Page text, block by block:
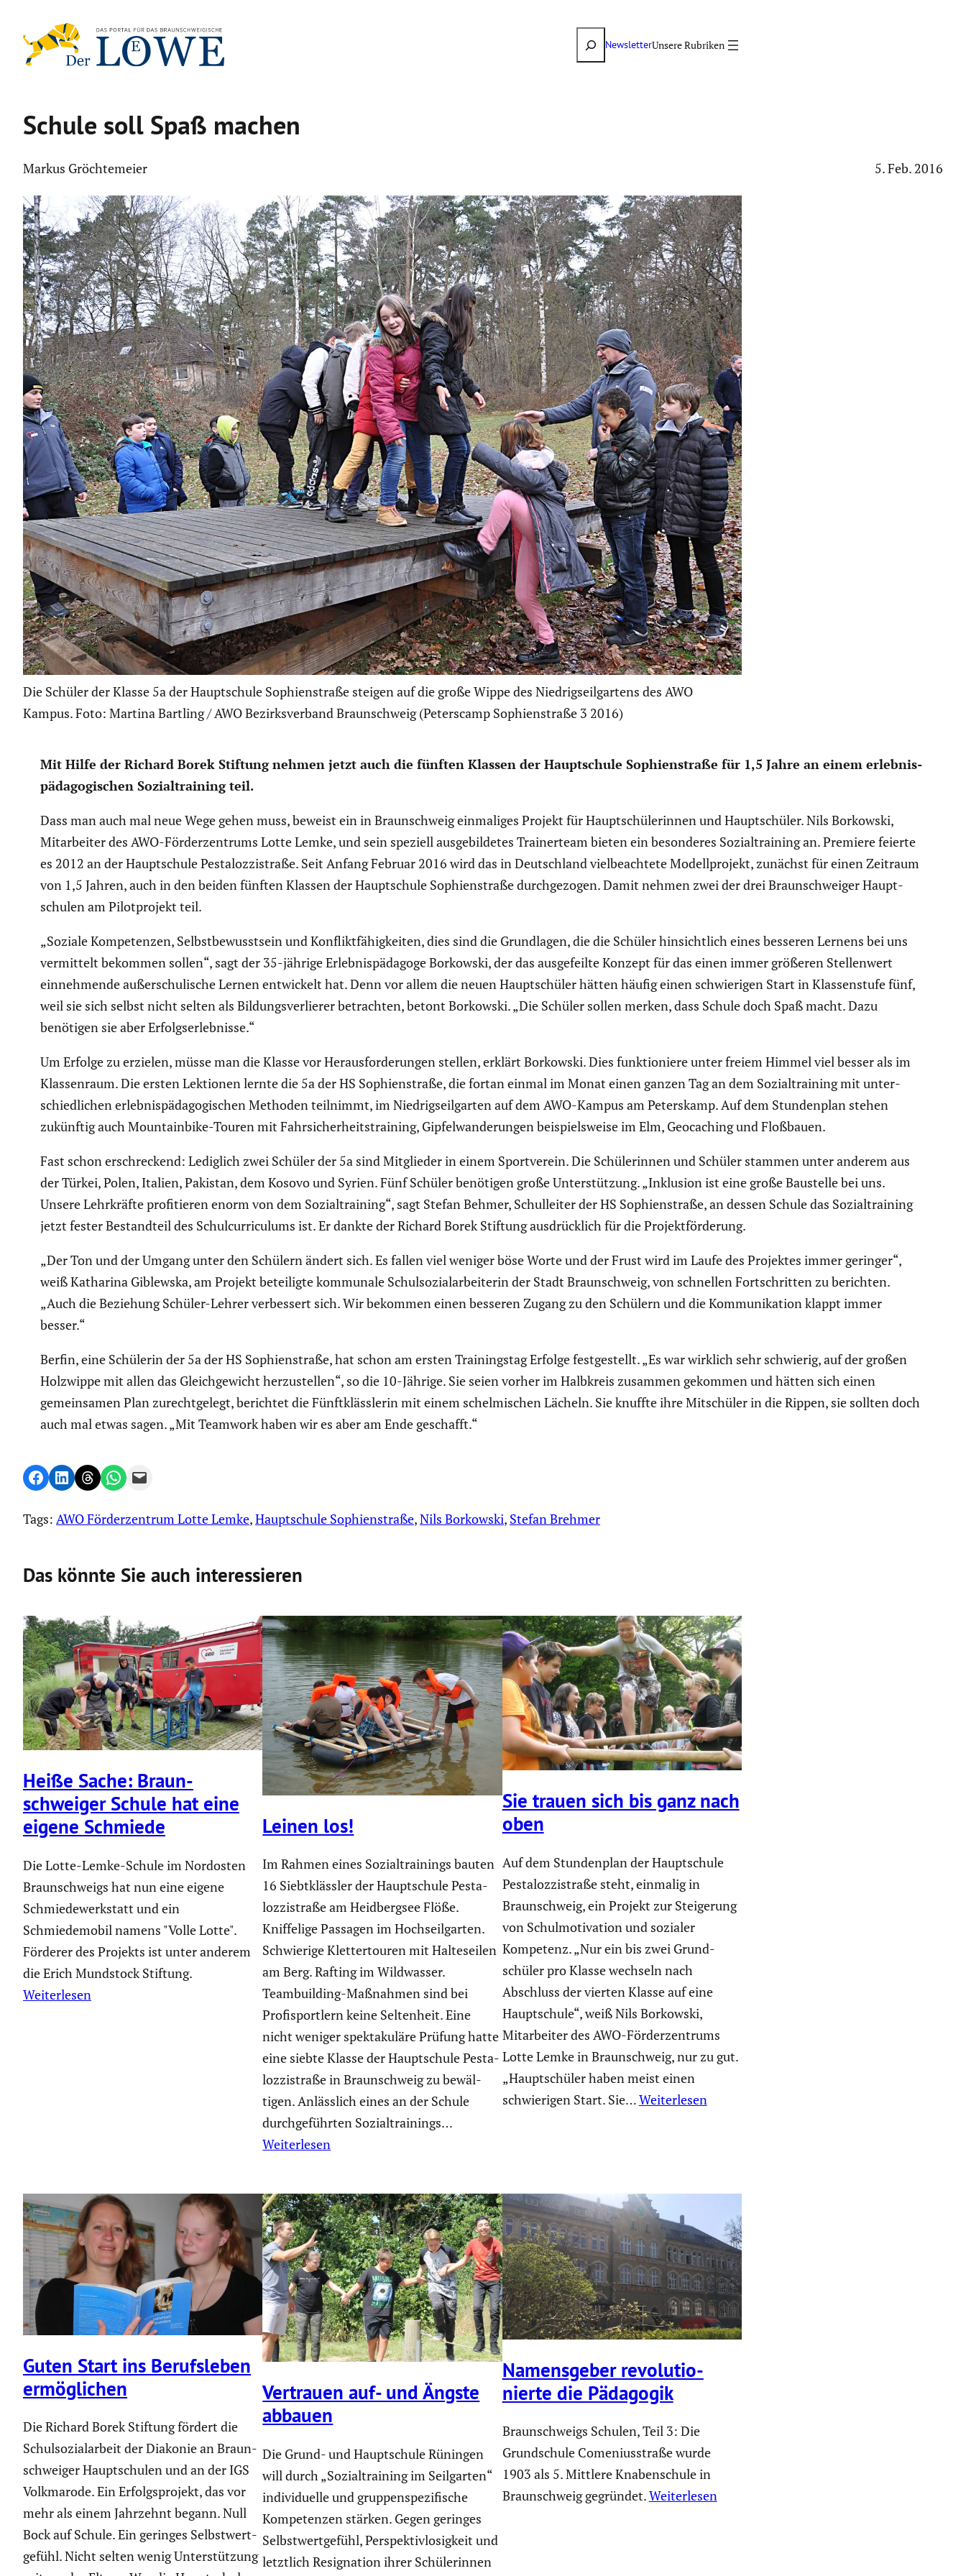
Inhalt
springen
SuchenNewsletter
Schule soll Spaß machen
Markus Gröchtemeier 5. Feb. 2016
Die Schüler der Klasse 5a der Hauptschule Sophienstraße steigen auf die große Wippe des Niedrigseilgartens des AWO
Kampus. Foto: Martina Bartling / AWO Bezirksverband Braunschweig (Peterscamp Sophienstraße 3 2016)
Mit Hilfe der Richard Borek Stiftung nehmen jetzt auch die fünften Klassen der Haupt­schule Sophien­straße für 1,5 Jahre an einem erleb­nis­
päd­ago­gi­schen Sozial­trai­ning teil.
Dass man auch mal neue Wege gehen muss, beweist ein in Braun­schweig einma­liges Projekt für Haupt­schü­le­rinnen und Haupt­schüler. Nils Borkowski,
Mitar­beiter des AWO-Förder­zen­trums Lotte Lemke, und sein speziell ausge­bil­detes Trainer­team bieten ein beson­deres Sozial­trai­ning an. Premiere feierte
es 2012 an der Haupt­schule Pesta­loz­zi­straße. Seit Anfang Februar 2016 wird das in Deutsch­land vielbe­ach­tete Modell­pro­jekt, zunächst für einen Zeitraum
von 1,5 Jahren, auch in den beiden fünften Klassen der Haupt­schule Sophien­straße durch­ge­zogen. Damit nehmen zwei der drei Braun­schweiger Haupt­
schulen am Pilot­pro­jekt teil.
„Soziale Kompe­tenzen, Selbst­be­wusst­sein und Konflikt­fä­hig­keiten, dies sind die Grund­lagen, die die Schüler hinsicht­lich eines besseren Lernens bei uns
vermit­telt bekommen sollen“, sagt der 35-jährige Erleb­nis­päd­agoge Borkowski, der das ausge­feilte Konzept für das einen immer größeren Stellen­wert
einneh­mende außer­schu­li­sche Lernen entwi­ckelt hat. Denn vor allem die neuen Haupt­schüler hätten häufig einen schwie­rigen Start in Klassen­stufe fünf,
weil sie sich selbst nicht selten als Bildungs­ver­lierer betrachten, betont Borkowski. „Die Schüler sollen merken, dass Schule doch Spaß macht. Dazu
benötigen sie aber Erfolgs­er­leb­nisse.“
Um Erfolge zu erzielen, müsse man die Klasse vor Heraus­for­de­rungen stellen, erklärt Borkowski. Dies funktio­niere unter freiem Himmel viel besser als im
Klassen­raum. Die ersten Lektionen lernte die 5a der HS Sophien­straße, die fortan einmal im Monat einen ganzen Tag an dem Sozial­trai­ning mit unter­
schied­li­chen erleb­nis­päd­ago­gi­schen Methoden teilnimmt, im Niedrig­seil­garten auf dem AWO-Kampus am Peters­kamp. Auf dem Stunden­plan stehen
zukünftig auch Mountain­bike-Touren mit Fahrsi­cher­heits­trai­ning, Gipfel­wan­de­rungen beispiels­weise im Elm, Geocaching und Floßbauen.
Fast schon erschre­ckend: Lediglich zwei Schüler der 5a sind Mitglieder in einem Sport­verein. Die Schüle­rinnen und Schüler stammen unter anderem aus
der Türkei, Polen, Italien, Pakistan, dem Kosovo und Syrien. Fünf Schüler benötigen große Unter­stüt­zung. „Inklusion ist eine große Baustelle bei uns.
Unsere Lehrkräfte profi­tieren enorm von dem Sozial­trai­ning“, sagt Stefan Behmer, Schul­leiter der HS Sophien­straße, an dessen Schule das Sozial­trai­ning
jetzt fester Bestand­teil des Schul­cur­ri­cu­lums ist. Er dankte der Richard Borek Stiftung ausdrück­lich für die Projekt­för­de­rung.
„Der Ton und der Umgang unter den Schülern ändert sich. Es fallen viel weniger böse Worte und der Frust wird im Laufe des Projektes immer geringer“,
weiß Katharina Giblewska, am Projekt betei­ligte kommunale Schul­so­zi­al­ar­bei­terin der Stadt Braun­schweig, von schnellen Fortschritten zu berichten.
„Auch die Beziehung Schüler-Lehrer verbes­sert sich. Wir bekommen einen besseren Zugang zu den Schülern und die Kommu­ni­ka­tion klappt immer
besser.“
Berfin, eine Schülerin der 5a der HS Sophien­straße, hat schon am ersten Trainingstag Erfolge festge­stellt. „Es war wirklich sehr schwierig, auf der großen
Holzwippe mit allen das Gleich­ge­wicht herzu­stellen“, so die 10-Jährige. Sie seien vorher im Halbkreis zusammen gekommen und hätten sich einen
gemein­samen Plan zurecht­ge­legt, berichtet die Fünft­kläss­lerin mit einem schel­mi­schen Lächeln. Sie knuffte ihre Mitschüler in die Rippen, sie sollten doch
auch mal etwas sagen. „Mit Teamwork haben wir es aber am Ende geschafft.“
Share on Facebook
Share on LinkedIn
Share on Threads
Share on WhatsApp
Email this Page
Tags: AWO Förderzentrum Lotte Lemke, Hauptschule Sophienstraße, Nils Borkowski, Stefan Brehmer
Das könnte Sie auch interessieren
Heiße Sache: Braun­
schweiger Schule hat eine
eigene Schmiede
Die Lotte-Lemke-Schule im Nordosten
Braunschweigs hat nun eine eigene
Schmiedewerkstatt und ein
Schmiedemobil namens "Volle Lotte".
Förderer des Projekts ist unter anderem
die Erich Mundstock Stiftung.
Weiterlesen
Leinen los!
Im Rahmen eines Sozial­trai­nings bauten
16 Siebt­klässler der Haupt­schule Pesta­
loz­zi­straße am Heidbergsee Flöße.
Kniffe­lige Passagen im Hochseil­garten.
Schwie­rige Kletter­touren mit Halte­seilen
am Berg. Rafting im Wildwasser.
Teambuil­ding-Maßnahmen sind bei
Profi­sport­lern keine Selten­heit. Eine
nicht weniger spekta­ku­läre Prüfung hatte
eine siebte Klasse der Haupt­schule Pesta­
loz­zi­straße in Braun­schweig zu bewäl­
tigen. Anläss­lich eines an der Schule
durch­ge­führten Sozial­trai­nings…
Weiterlesen
Sie trauen sich bis ganz nach
oben
Auf dem Stunden­plan der Haupt­schule
Pesta­loz­zi­straße steht, einmalig in
Braun­schweig, ein Projekt zur Steige­rung
von Schul­mo­ti­va­tion und sozialer
Kompetenz. „Nur ein bis zwei Grund­
schüler pro Klasse wechseln nach
Abschluss der vierten Klasse auf eine
Haupt­schule“, weiß Nils Borkowski,
Mitar­beiter des AWO-Förder­zen­trums
Lotte Lemke in Braun­schweig, nur zu gut.
„Haupt­schüler haben meist einen
schwie­rigen Start. Sie…Weiterlesen
Guten Start ins Berufs­leben
ermög­li­chen
Die Richard Borek Stiftung fördert die
Schul­so­zi­al­ar­beit der Diakonie an Braun­
schweiger Haupt­schulen und an der IGS
Volkma­rode. Ein Erfolgs­pro­jekt, das vor
mehr als einem Jahrzehnt begann. Null
Bock auf Schule. Ein geringes Selbst­wert­
ge­fühl. Nicht selten wenig Unter­stüt­zung
Vertrauen auf- und Ängste
abbauen
Die Grund- und Hauptschule Rüningen
will durch „Sozialtraining im Seilgarten“
individuelle und gruppenspezifische
Kompetenzen stärken. Gegen geringes
Selbstwertgefühl, Perspektivlosigkeit und
letztlich Resignation ihrer Schülerinnen
Namens­geber revolu­tio­
nierte die Pädagogik
Braunschweigs Schulen, Teil 3: Die
Grundschule Comeniusstraße wurde
1903 als 5. Mittlere Knabenschule in
Braunschweig gegründet.Weiterlesen